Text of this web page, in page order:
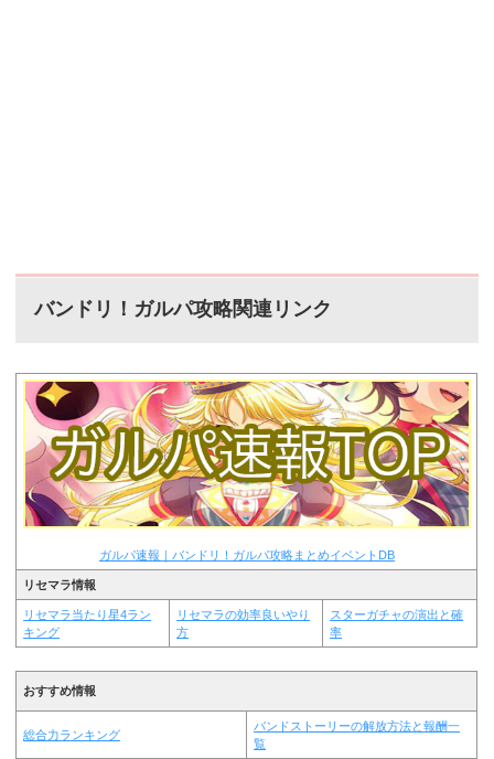
バンドリ！ガルパ攻略関連リンク
ガルパ速報｜バンドリ！ガルパ攻略まとめイベントDB
リセマラ情報
リセマラ当たり星4ラン
キング
リセマラの効率良いやり
方
スターガチャの演出と確
率
おすすめ情報
総合力ランキング
バンドストーリーの解放方法と報酬一
覧